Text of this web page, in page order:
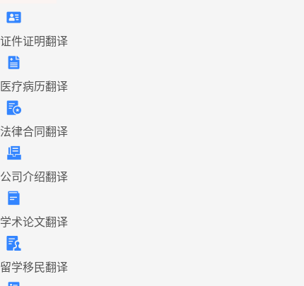
证件证明翻译
医疗病历翻译
法律合同翻译
公司介绍翻译
学术论文翻译
留学移民翻译